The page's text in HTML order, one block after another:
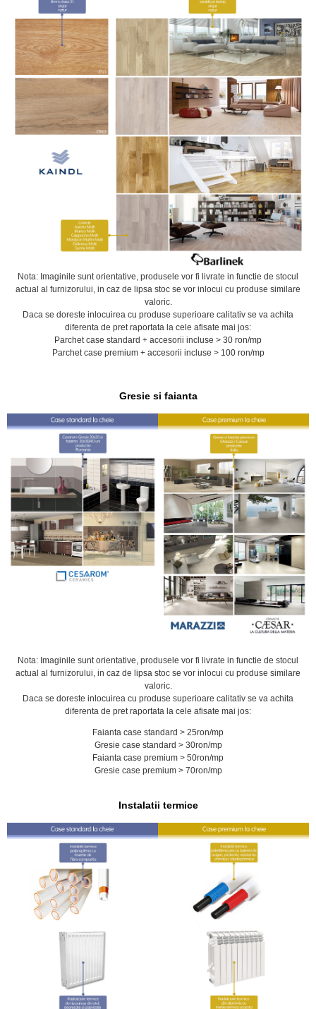
Nota: Imaginile sunt orientative, produsele vor fi livrate in functie de stocul
actual al furnizorului, in caz de lipsa stoc se vor inlocui cu produse similare
valoric.
Daca se doreste inlocuirea cu produse superioare calitativ se va achita
diferenta de pret raportata la cele afisate mai jos:
Parchet case standard + accesorii incluse > 30 ron/mp
Parchet case premium + accesorii incluse > 100 ron/mp
Gresie si faianta
Nota: Imaginile sunt orientative, produsele vor fi livrate in functie de stocul
actual al furnizorului, in caz de lipsa stoc se vor inlocui cu produse similare
valoric.
Daca se doreste inlocuirea cu produse superioare calitativ se va achita
diferenta de pret raportata la cele afisate mai jos:
Faianta case standard > 25ron/mp
Gresie case standard > 30ron/mp
Faianta case premium > 50ron/mp
Gresie case premium > 70ron/mp
Instalatii termice